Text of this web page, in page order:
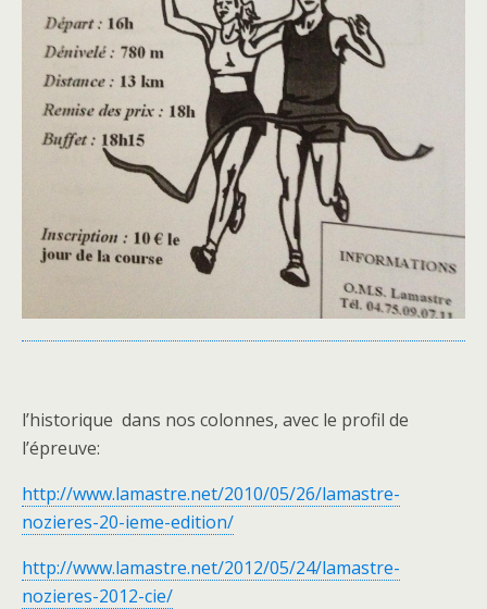
l’historique dans nos colonnes, avec le profil de
l’épreuve:
http://www.lamastre.net/2010/05/26/lamastre-
nozieres-20-ieme-edition/
http://www.lamastre.net/2012/05/24/lamastre-
nozieres-2012-cie/